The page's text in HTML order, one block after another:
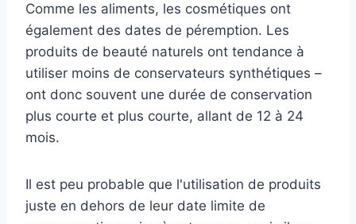
Comme les aliments, les cosmétiques ont
également des dates de péremption. Les
produits de beauté naturels ont tendance à
utiliser moins de conservateurs synthétiques –
ont donc souvent une durée de conservation
plus courte et plus courte, allant de 12 à 24
mois.
Il est peu probable que l'utilisation de produits
juste en dehors de leur date limite de